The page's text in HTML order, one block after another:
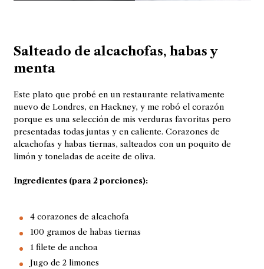
Salteado de alcachofas, habas y
menta
Este plato que probé en un restaurante relativamente
nuevo de Londres, en Hackney, y me robó el corazón
porque es una selección de mis verduras favoritas pero
presentadas todas juntas y en caliente. Corazones de
alcachofas y habas tiernas, salteados con un poquito de
limón y toneladas de aceite de oliva.
Ingredientes (para 2 porciones):
4 corazones de alcachofa
100 gramos de habas tiernas
1 filete de anchoa
Jugo de 2 limones